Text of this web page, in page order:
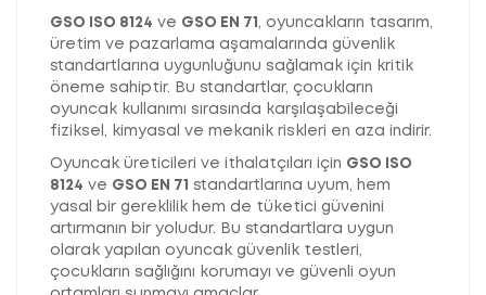
GSO ISO 8124 ve GSO EN 71 , oyuncakların tasarım,
üretim ve pazarlama aşamalarında güvenlik
standartlarına uygunluğunu sağlamak için kritik
öneme sahiptir. Bu standartlar, çocukların
oyuncak kullanımı sırasında karşılaşabileceği
fiziksel, kimyasal ve mekanik riskleri en aza indirir.
Oyuncak üreticileri ve ithalatçıları için GSO ISO
8124 ve GSO EN 71
standartlarına uyum, hem
yasal bir gereklilik hem de tüketici güvenini
artırmanın bir yoludur. Bu standartlara uygun
olarak yapılan oyuncak güvenlik testleri,
çocukların sağlığını korumayı ve güvenli oyun